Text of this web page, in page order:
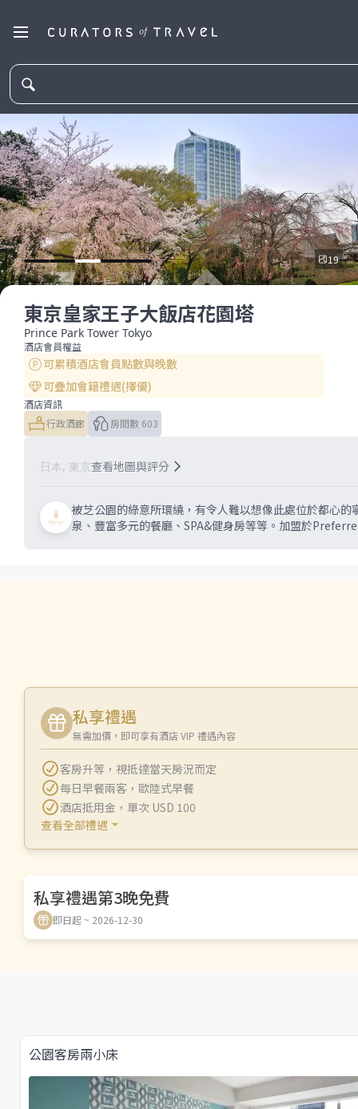
19
東京皇家王子大飯店花園塔
Prince Park Tower Tokyo
酒店會員權益
可累積酒店會員點數與晚數
可疊加會籍禮遇(擇優)
酒店資訊
行政酒廊
房間數 603
日本, 東京 查看地圖與評分
被芝公園的綠意所環繞，有令人難以想像此處位於都心
泉、豐富多元的餐廳、SPA&健身房等等。加盟於
私享禮遇
無需加價，即可享有酒店 VIP 禮遇內容
客房升等 ， 視抵達當天房況而定
每日早餐兩客 ， 歐陸式早餐
酒店抵用金 ， 單次 USD 100
查看全部禮遇
私享禮遇第3晚免費
即日起 ~ 2026-12-30
公園客房兩小床